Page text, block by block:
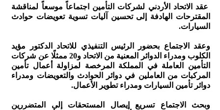
عقد الاتحاد الأردني لشركات التأمين اجتماعاً موسعاً لمناقشة
المقترحات الهادفة إلى تحسين آليات تسوية تعويضات حوادث
السيارات.
وعقد الاجتماع بحضور الرئيس التنفيذي للاتحاد الدكتور مؤيد
الكلوب ومدراء الدوائر المعنية من الاتحاد و20 ممثلًا عن شركات
التأمين العاملة في المملكة المرخصة لمزاولة أعمال تأمين
المركبات من العاملين في دوائر الحوادث والتعويضات ومدراء
دوائر تأمين السيارات ومدراء تطوير الأعمال.
وبحث الاجتماع تسريع إيصال المستحقات إلى المتضررين